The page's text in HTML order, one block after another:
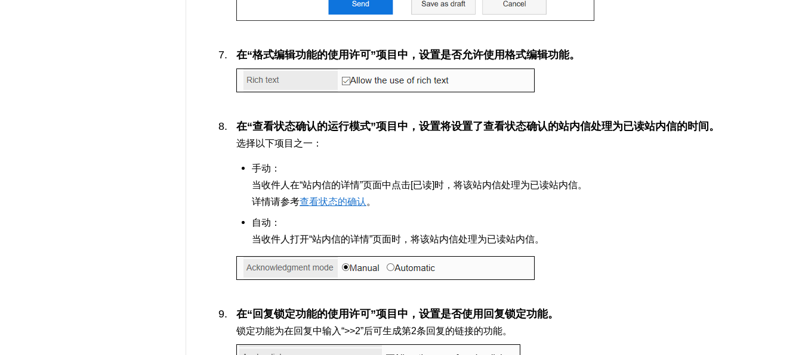
在“格式编辑功能的使用许可”项目中，设置是否允许使用格式编辑功能。
在“查看状态确认的运行模式”项目中，设置将设置了查看状态确认的站内信处理为已读站内信的时间。
选择以下项目之一：
手动：
当收件人在“站内信的详情”页面中点击[已读]时，将该站内信处理为已读站内信。
详情请参考查看状态的确认 。
自动：
当收件人打开“站内信的详情”页面时，将该站内信处理为已读站内信。
在“回复锁定功能的使用许可”项目中，设置是否使用回复锁定功能。
锁定功能为在回复中输入“>>2”后可生成第2条回复的链接的功能。